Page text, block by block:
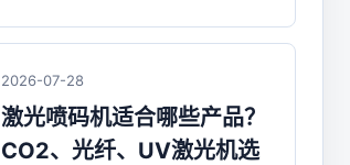
2026-07-28
激光喷码机适合哪些产品？
CO2、光纤、UV激光机选